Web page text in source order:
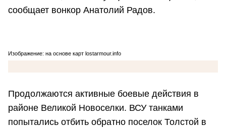
сообщает вонкор Анатолий Радов.
Изображение: на основе карт lostarmour.info
Продолжаются активные боевые действия в
районе Великой Новоселки. ВСУ танками
попытались отбить обратно поселок Толстой в